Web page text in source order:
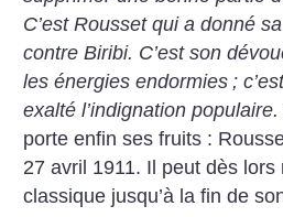
C’est Rousset qui a donné
contre Biribi. C’est son
les énergies endormies ;
exalté l’indignation populaire.
porte enfin ses fruits :
27 avril 1911. Il peut dès
classique jusqu’à la fin de